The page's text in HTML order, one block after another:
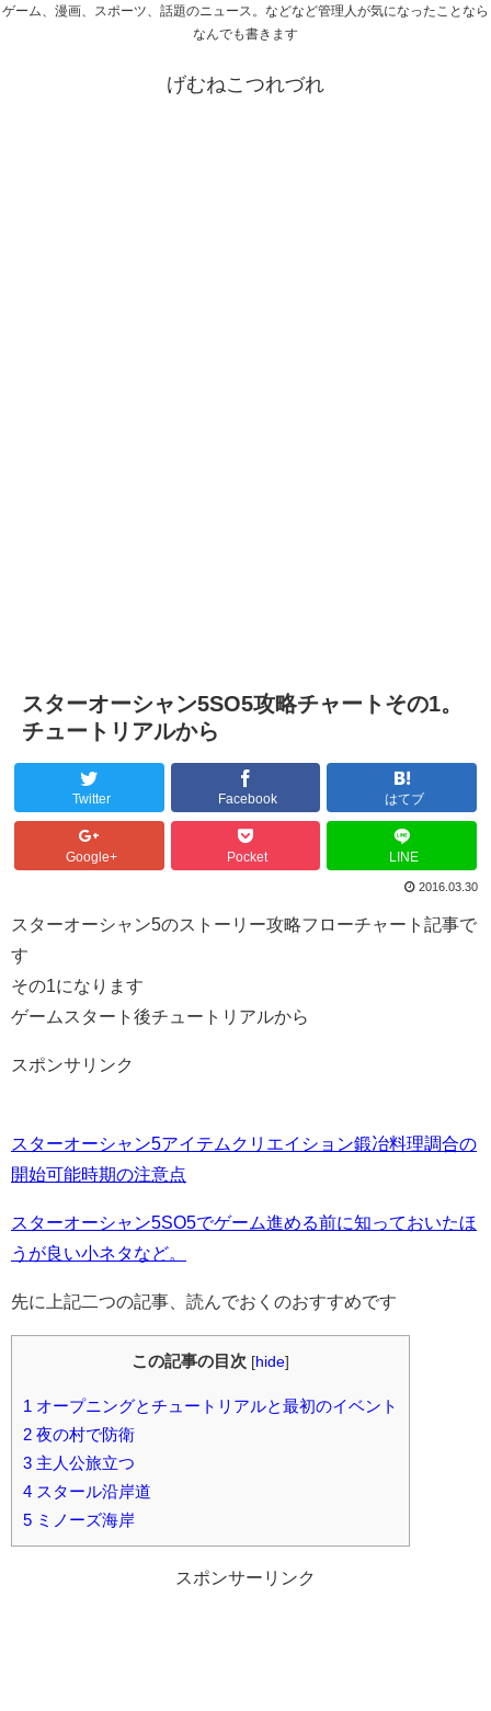
ゲーム、漫画、スポーツ、話題のニュース。などなど管理人が気になったことなら
なんでも書きます
げむねこつれづれ
スターオーシャン5SO5攻略チャートその1。
チュートリアルから
Twitter Facebook はてブ
Google+ Pocket LINE
2016.03.30
スターオーシャン5のストーリー攻略フローチャート記事で
す
その1になります
ゲームスタート後チュートリアルから
スポンサリンク
スターオーシャン5アイテムクリエイション鍛冶料理調合の
開始可能時期の注意点
スターオーシャン5SO5でゲーム進める前に知っておいたほ
うが良い小ネタなど。
先に上記二つの記事、読んでおくのおすすめです
この記事の目次 [hide]
1 オープニングとチュートリアルと最初のイベント
2 夜の村で防衛
3 主人公旅立つ
4 スタール沿岸道
5 ミノーズ海岸
スポンサーリンク